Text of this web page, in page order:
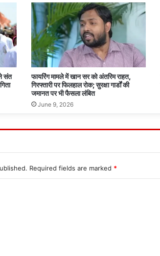
हजार
रुपये,
बाकी
को
कब
मिलेगी
राशि?
संत
फायरिंग मामले में खान सर को अंतरिम राहत,
गिरफ्तारी पर फिलहाल रोक; सुरक्षा गार्डों की
जमानत पर भी फैसला लंबित
June 9, 2026
Required fields are marked *